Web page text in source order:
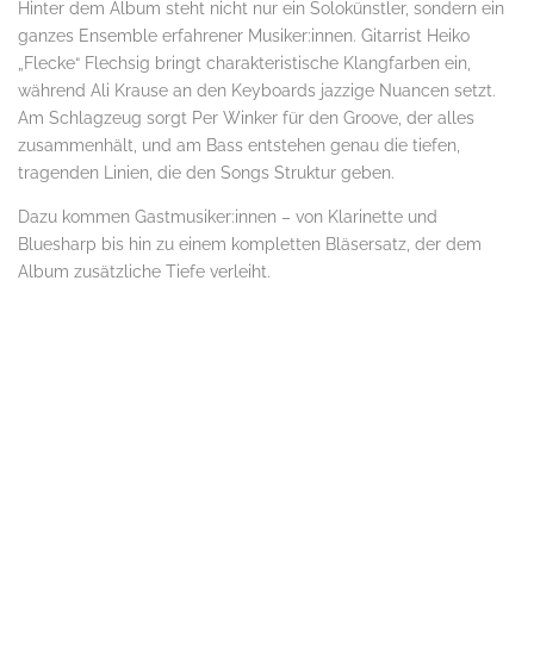
Hinter dem Album steht nicht nur ein Solokünstler, sondern ein
ganzes Ensemble erfahrener Musiker:innen. Gitarrist Heiko
„Flecke“ Flechsig bringt charakteristische Klangfarben ein,
während Ali Krause an den Keyboards jazzige Nuancen setzt.
Am Schlagzeug sorgt Per Winker für den Groove, der alles
zusammenhält, und am Bass entstehen genau die tiefen,
tragenden Linien, die den Songs Struktur geben.
Dazu kommen Gastmusiker:innen – von Klarinette und
Bluesharp bis hin zu einem kompletten Bläsersatz, der dem
Album zusätzliche Tiefe verleiht.